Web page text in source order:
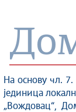
На основу чл. 7.
јединица
„Вождовац“,